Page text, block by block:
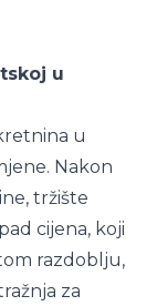
u
u
Nakon
tržište
cijena, koji
razdoblju,
za